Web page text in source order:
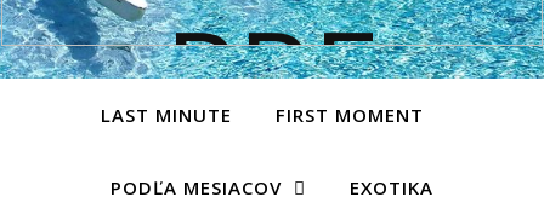
LAST MINUTE FIRST MOMENT
PODĽA MESIACOV EXOTIKA